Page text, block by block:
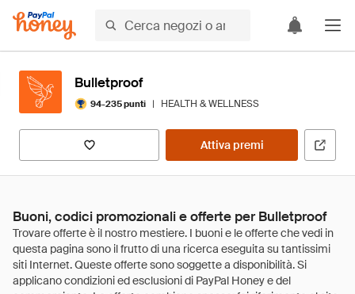
Bulletproof
94-235 punti | HEALTH & WELLNESS
Attiva premi
Buoni, codici promozionali e offerte per Bulletproof